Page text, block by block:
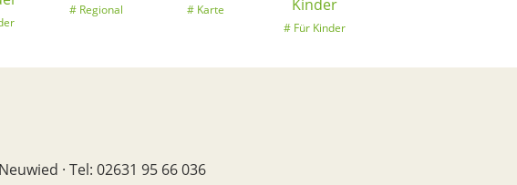
Regional
Karte
Für Kinder
· Tel: 02631 95 66 036